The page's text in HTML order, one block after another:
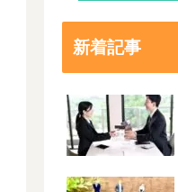
新着記事